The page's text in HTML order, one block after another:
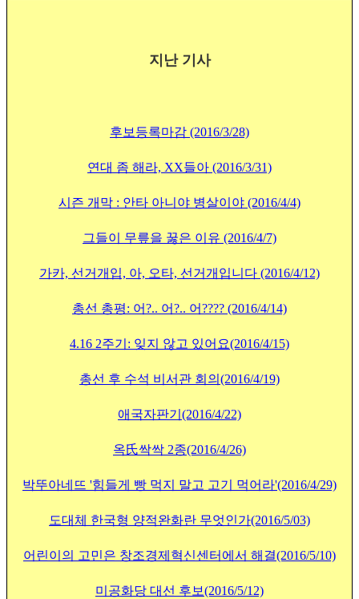
지난 기사
후보등록마감 (2016/3/28)
연대 좀 해라, XX들아 (2016/3/31)
시즌 개막 : 안타 아니야 병살이야 (2016/4/4)
그들이 무릎을 꿇은 이유 (2016/4/7)
가카, 선거개입, 아, 오타, 선거개입니다 (2016/4/12)
총선 총평: 어?.. 어?.. 어???? (2016/4/14)
4.16 2주기: 잊지 않고 있어요(2016/4/15)
총선 후 수석 비서관 회의 (2016/4/19)
애국자판기 (2016/4/22)
옥氏싹싹 2종(2016/4/26)
박뚜아네뜨 '힘들게 빵 먹지 말고 고기 먹어라'(2016/4/29)
도대체 한국형 양적완화란 무엇인가(2016/5/03)
어린이의 고민은 창조경제혁신센터에서 해결(2016/5/10)
미공화당 대선 후보(2016/5/12)